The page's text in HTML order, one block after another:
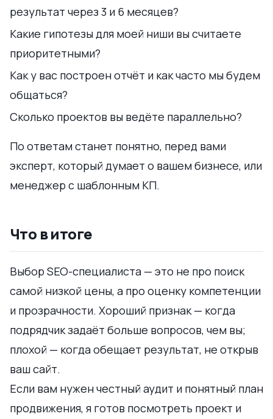
результат через 3 и 6 месяцев?
Какие гипотезы для моей ниши вы считаете
приоритетными?
Как у вас построен отчёт и как часто мы будем
общаться?
Сколько проектов вы ведёте параллельно?
По ответам станет понятно, перед вами
эксперт, который думает о вашем бизнесе, или
менеджер с шаблонным КП.
Что в итоге
Выбор SEO-специалиста — это не про поиск
самой низкой цены, а про оценку компетенции
и прозрачности. Хороший признак — когда
подрядчик задаёт больше вопросов, чем вы;
плохой — когда обещает результат, не открыв
ваш сайт.
Если вам нужен честный аудит и понятный план
продвижения, я готов посмотреть проект и